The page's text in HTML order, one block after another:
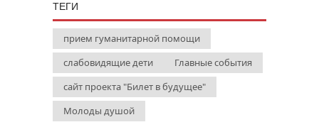
ТЕГИ
прием гуманитарной помощи
слабовидящие дети
Главные события
сайт проекта "Билет в будущее"
Молоды душой